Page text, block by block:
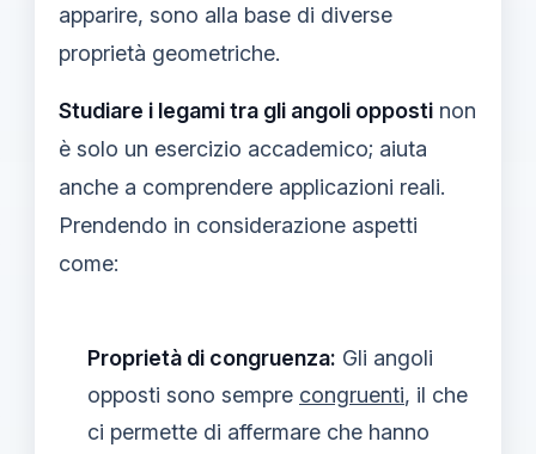
apparire, sono alla base di diverse
proprietà geometriche.
Studiare i legami tra gli angoli opposti non
è solo un esercizio accademico; aiuta
anche a comprendere applicazioni reali.
Prendendo in considerazione aspetti
come:
Proprietà di congruenza: Gli angoli
opposti sono sempre congruenti, il che
ci permette di affermare che hanno